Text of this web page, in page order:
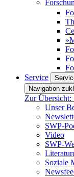
Service
Navigation
Zur Übersicht:
Unser
SWP-
Video
SWP-
Soziale